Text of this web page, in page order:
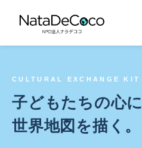
CULTURAL EXCHANGE KIT
子どもたちの心に
世界地図を描く。